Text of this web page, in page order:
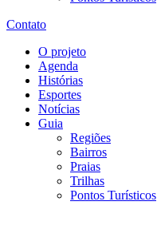
Contato
O projeto
Agenda
Histórias
Esportes
Notícias
Guia
Regiões
Bairros
Praias
Trilhas
Pontos Turísticos